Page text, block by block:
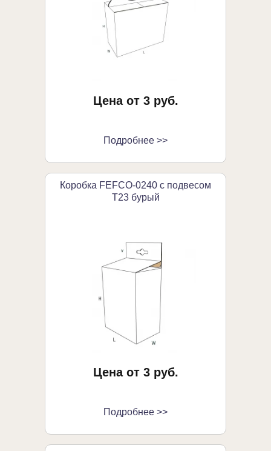
Цена от 3 руб.
Подробнее >>
Коробка FEFCO-0240 с подвесом
Т23 бурый
Цена от 3 руб.
Подробнее >>